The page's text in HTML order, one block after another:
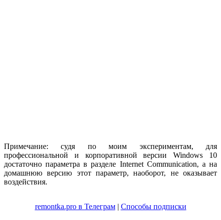
Примечание: судя по моим экспериментам, для
профессиональной и корпоративной версии Windows 10
достаточно параметра в разделе Internet Communication, а на
домашнюю версию этот параметр, наоборот, не оказывает
воздействия.
remontka.pro в Телеграм| Способы подписки